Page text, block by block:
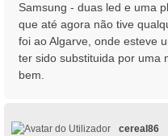
g
e
m
Samsung - duas led e uma
que até agora não tive
foi ao Algarve, onde esteve
ter sido substituida por uma
bem.
cereal86